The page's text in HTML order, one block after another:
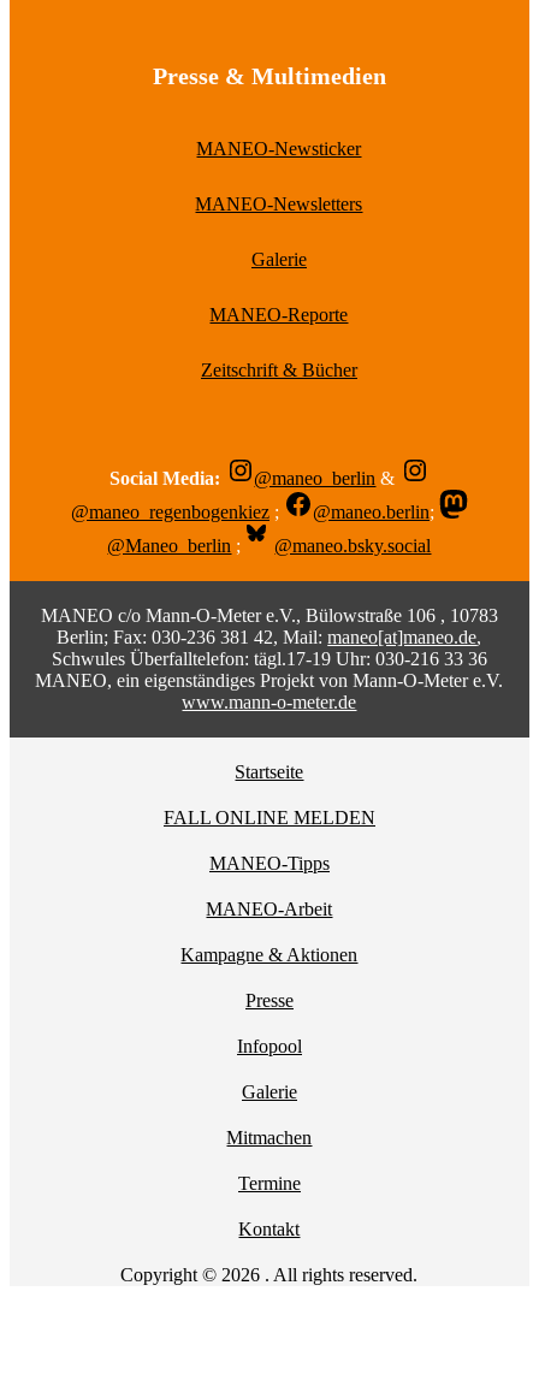
Presse & Multimedien
MANEO-Newsticker
MANEO-Newsletters
Galerie
MANEO-Reporte
Zeitschrift & Bücher
Social Media: @maneo_berlin &
@maneo_regenbogenkiez ; @maneo.berlin;
@Maneo_berlin ; @maneo.bsky.social
MANEO c/o Mann-O-Meter e.V., Bülowstraße 106 , 10783
Berlin; Fax: 030-236 381 42, Mail:maneo[at]maneo.de,
Schwules Überfalltelefon: tägl.17-19 Uhr: 030-216 33 36
MANEO, ein eigenständiges Projekt von Mann-O-Meter e.V.
www.mann-o-meter.de
Startseite
FALL ONLINE MELDEN
MANEO-Tipps
MANEO-Arbeit
Kampagne & Aktionen
Presse
Infopool
Galerie
Mitmachen
Termine
Kontakt
Copyright © 2026 . All rights reserved.